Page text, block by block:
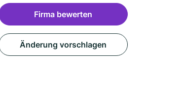
Firma bewerten
Änderung vorschlagen